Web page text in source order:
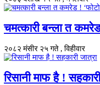
चमत्कारी बन्ला त
२०८२ मंसीर २५ गते , विहीवार
रिसानी माफ है !